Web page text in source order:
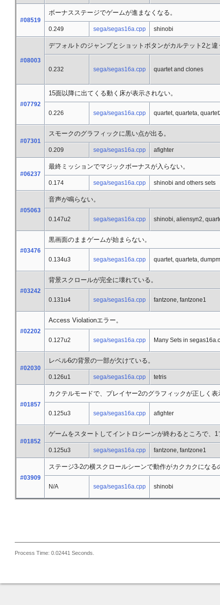
#08519
ボーナスステージでゲームが進まなくなる。
0.249 sega/segas16a.cpp shinobi
#08003
デフォルトのジャンプとショットボタンがカルテット2と違
0.232 sega/segas16a.cpp quartet and clones
#07792
15面以降に出てくる動く床が表示されない。
0.226 sega/segas16a.cpp quartet, quarteta,
#07301
スモークのグラフィックに黒い点が出る。
0.209 sega/segas16a.cpp afighter
#06237
最終ミッションでマジックボーナスが入らない。
0.174 sega/segas16a.cpp shinobi and others sets
#05063
音声が鳴らない。
0.147u2 sega/segas16a.cpp shinobi, aliensyn2,
#03476
黒画面のままゲームが始まらない。
0.134u3 sega/segas16a.cpp quartet, quarteta,
#03242
背景スクロールが完全に壊れている。
0.131u4 sega/segas16a.cpp fantzone, fantzone1
#02202
Access Violationエラー。
0.127u2 sega/segas16a.cpp Many Sets in segas16a.c
#02030
レベル6の背景の一部が欠けている。
0.126u1 sega/segas16a.cpp tetris
#01857
カクテルモードで、プレイヤー2のグラフィックが正しく
0.125u3 sega/segas16a.cpp afighter
#01852
ゲームをスタートしてイントロシーンが終わるところで、
0.125u3 sega/segas16a.cpp fantzone, fantzone1
#03909
ステージ3-2の横スクロールシーンで動作がカクカクになる
N/A sega/segas16a.cpp shinobi
Process Time: 0.02441 Seconds.